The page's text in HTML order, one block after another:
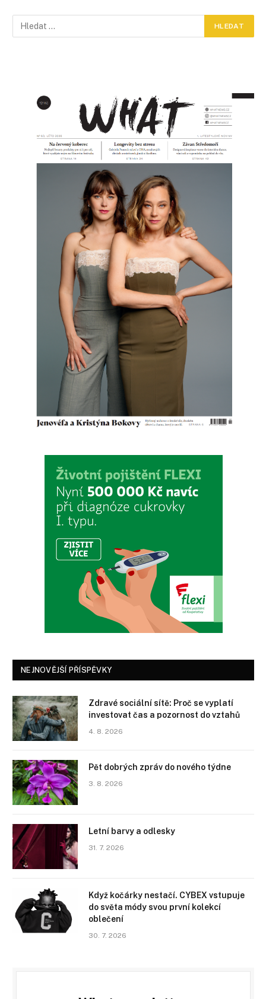
NEJNOVĚJŠÍ PŘÍSPĚVKY
Zdravé sociální sítě: Proč se vyplatí
investovat čas a pozornost do vztahů
4. 8. 2026
Pět dobrých zpráv do nového týdne
3. 8. 2026
Letní barvy a odlesky
31. 7. 2026
Když kočárky nestačí. CYBEX vstupuje
do světa módy svou první kolekcí
oblečení
30. 7. 2026